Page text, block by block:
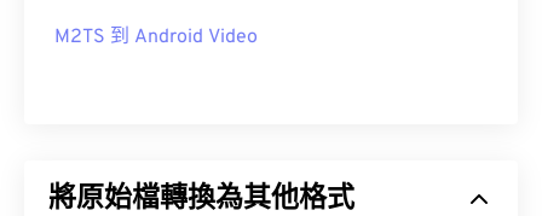
M2TS 到 Android Video
將原始檔轉換為其他格式